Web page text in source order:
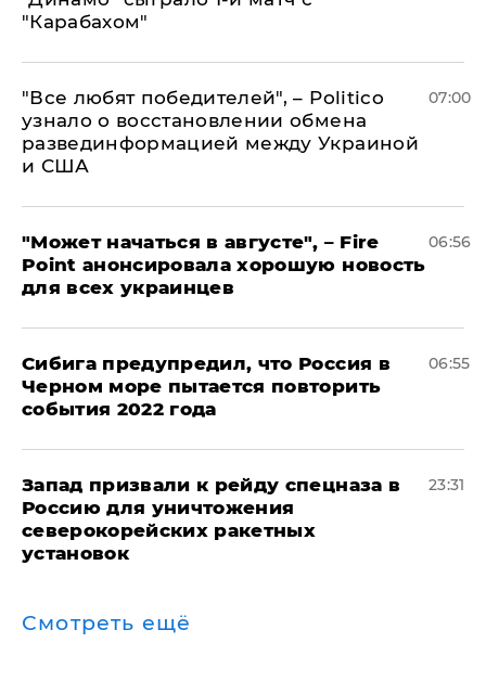
"Карабахом"
​"Все любят победителей", – Politico
узнало о восстановлении обмена
развединформацией между Украиной
и США
07:00
"Может начаться в августе", – Fire
Point анонсировала хорошую новость
для всех украинцев
06:56
Сибига предупредил, что Россия в
Черном море пытается повторить
события 2022 года
06:55
Запад призвали к рейду спецназа в
Россию для уничтожения
северокорейских ракетных
установок
23:31
Смотреть ещё